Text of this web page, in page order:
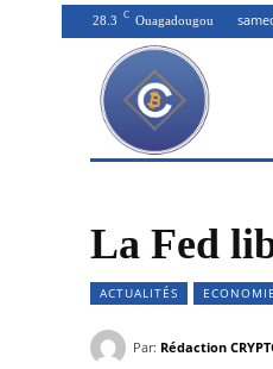
28.3 C Ouagadougou
La Fed
ACTUALITÉS ECONOMIE
Par: Rédaction